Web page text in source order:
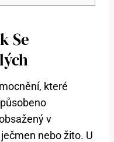
Se
které
v
nebo žito. U